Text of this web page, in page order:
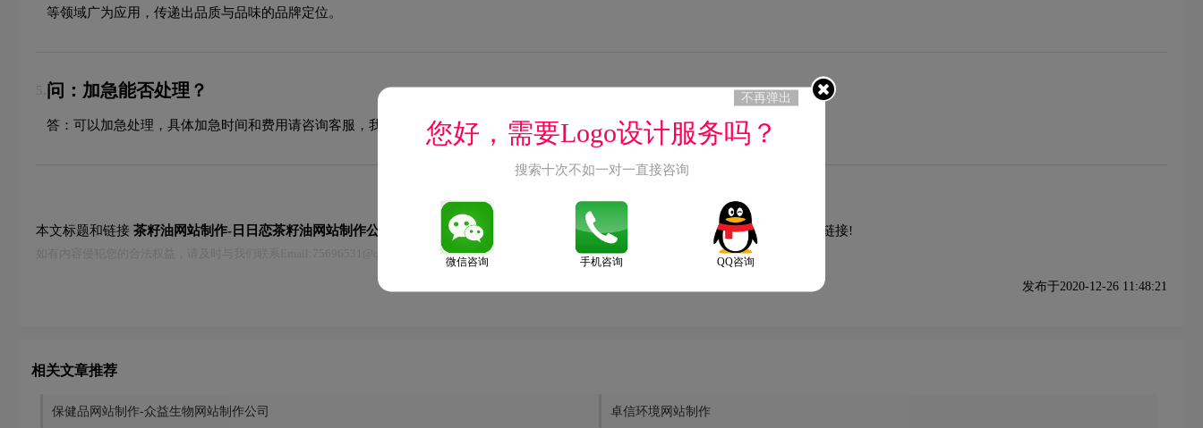
等领域广为应用，传递出品质与品味的品牌定位。
5. 问：加急能否处理？
答：可以加急处理，具体加急时间和费用请咨询客服，我们将根据项目复杂度和您的紧急需求协调安排。
本文标题和链接 茶籽油网站制作-日日恋茶籽油网站制作公司: https://logo9.net/works/239.html转载时请注明出处为诗宸标志设计及本链接!
如有内容侵犯您的合法权益，请及时与我们联系Email:75696531@qq.com，我们将第一时间安排删除。
发布于2020-12-26 11:48:21
相关文章推荐
保健品网站制作-众益生物网站制作公司 卓信环境网站制作
不再弹出
您好，需要Logo设计服务吗？
搜索十次不如一对一直接咨询
微信咨询 手机咨询 QQ咨询